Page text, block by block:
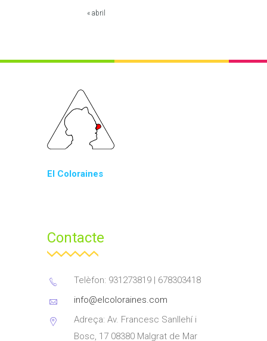
« abril
El Coloraines
Contacte
Telèfon: 931273819 | 678303418
info@elcoloraines.com
Adreça: Av. Francesc Sanllehí i
Bosc, 17 08380 Malgrat de Mar